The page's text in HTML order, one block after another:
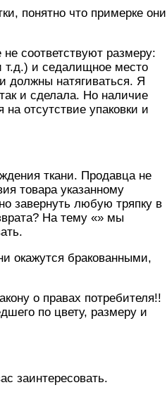
понятно что примерке они
соответствуют размеру:
т.д.) и седалищное место
должны натягиваться. Я
и сделала. Но наличие
отсутствие упаковки и
ткани. Продавца не
товара указанному
завернуть любую тряпку в
На тему «» мы
окажутся бракованными,
о правах потребителя!!
по цвету, размеру и
заинтересовать.